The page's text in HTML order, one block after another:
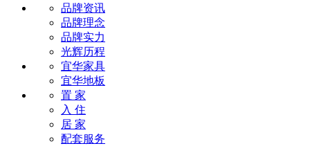
品牌资讯
品牌理念
品牌实力
光辉历程
宜华家具
宜华地板
置 家
入 住
居 家
配套服务